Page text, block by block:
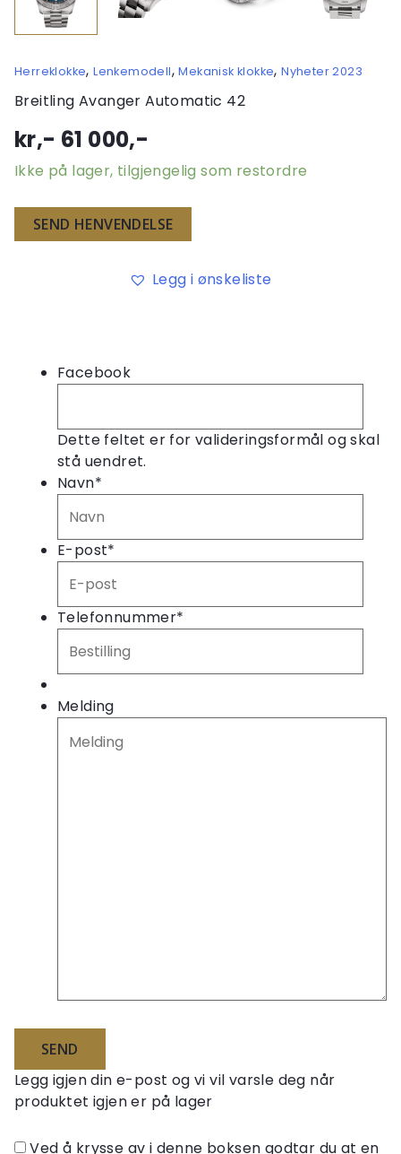
Herreklokke,Lenkemodell,Mekanisk klokke,Nyheter 2023
Breitling Avanger Automatic 42
kr,- 61 000,-
Ikke på lager, tilgjengelig som restordre
SEND HENVENDELSE
Legg i ønskeliste
Facebook
Dette feltet er for valideringsformål og skal
stå uendret.
Navn*
E-post*
Telefonnummer*
Melding
Legg igjen din e-post og vi vil varsle deg når
produktet igjen er på lager
Ved å krysse av i denne boksen godtar du at en